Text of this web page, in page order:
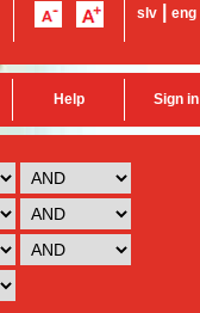
slv eng
Help Sign in